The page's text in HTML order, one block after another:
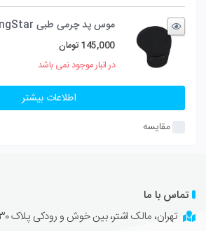
موس پد چرمی طبی KingStar مدل KPM61
145,000 تومان
در انبار موجود نمی باشد
اطلاعات بیشتر
مقایسه
تماس با ما
تهران، مالک اشتر، بین خوش و رودکی پلاک ۸۳۰